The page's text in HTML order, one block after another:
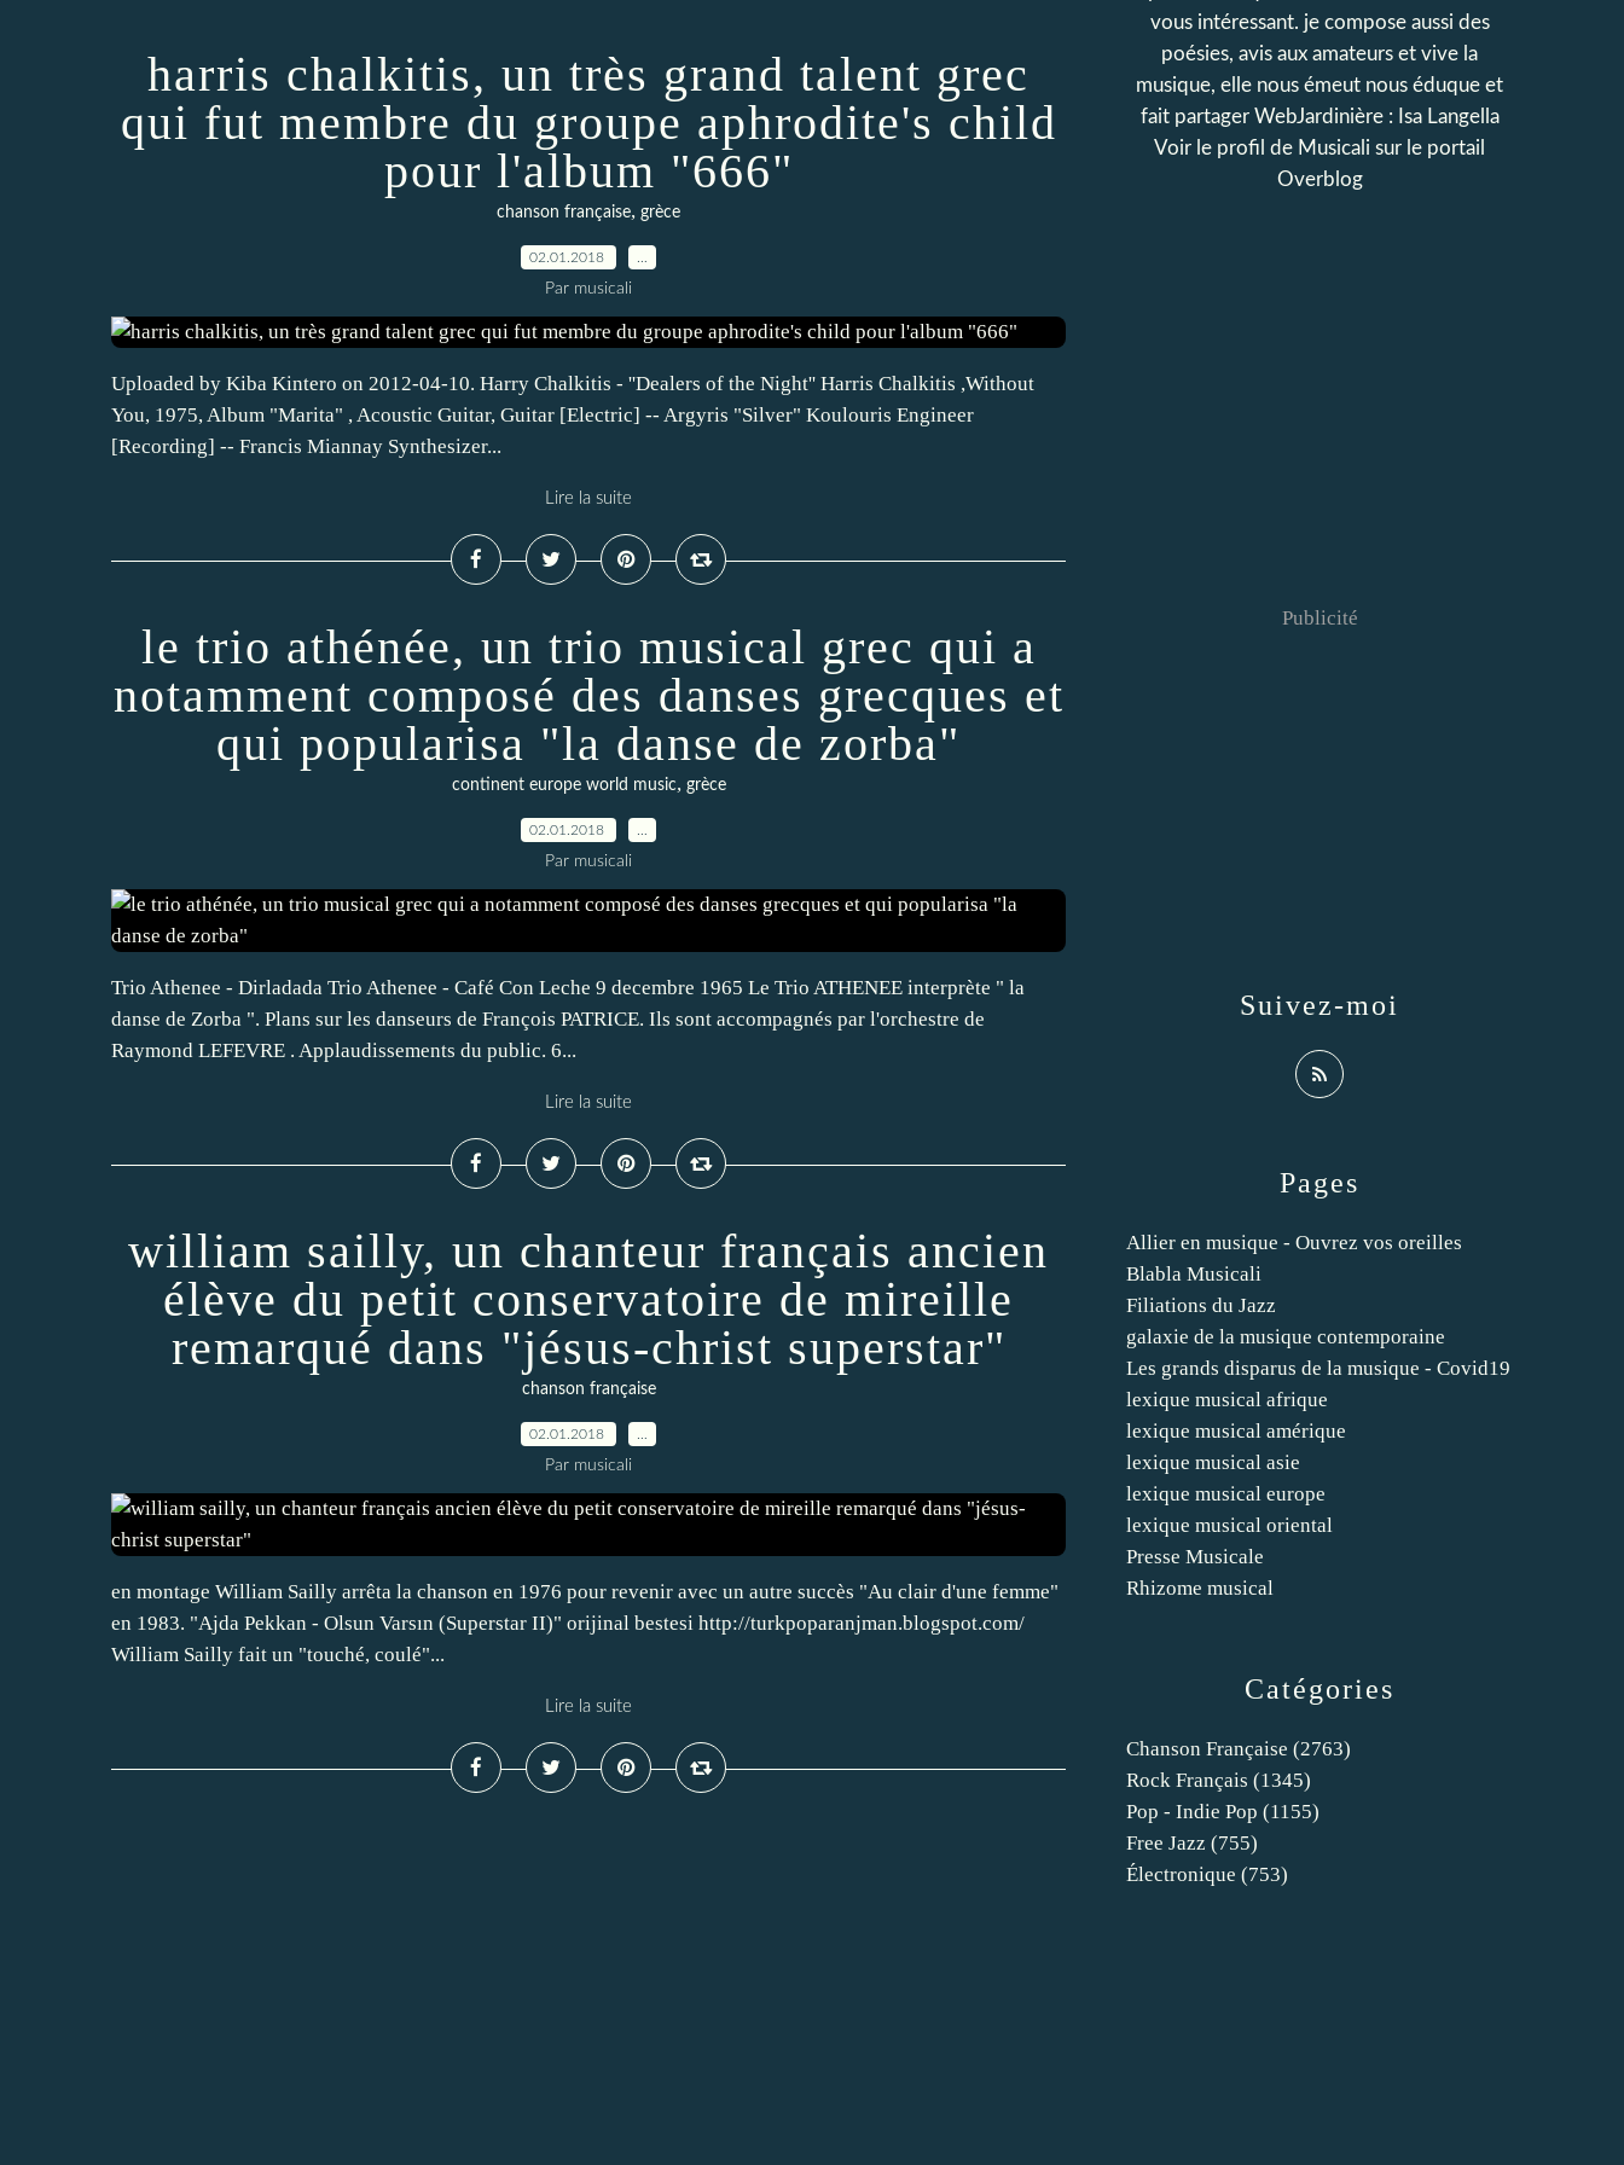
harris chalkitis, un très grand talent grec
qui fut membre du groupe aphrodite's child
pour l'album "666"
chanson française, grèce
02.01.2018
Par musicali
Uploaded by Kiba Kintero on 2012-04-10. Harry Chalkitis - ''Dealers of the Night'' Harris Chalkitis ,Without
You, 1975, Album "Marita" , Acoustic Guitar, Guitar [Electric] -- Argyris "Silver" Koulouris Engineer
[Recording] -- Francis Miannay Synthesizer...
Lire la suite
le trio athénée, un trio musical grec qui a
notamment composé des danses grecques et
qui popularisa "la danse de zorba"
continent europe world music, grèce
02.01.2018
Par musicali
Trio Athenee - Dirladada Trio Athenee - Café Con Leche 9 decembre 1965 Le Trio ATHENEE interprète " la
danse de Zorba ". Plans sur les danseurs de François PATRICE. Ils sont accompagnés par l'orchestre de
Raymond LEFEVRE . Applaudissements du public. 6...
Lire la suite
william sailly, un chanteur français ancien
élève du petit conservatoire de mireille
remarqué dans "jésus-christ superstar"
chanson française
02.01.2018
Par musicali
en montage William Sailly arrêta la chanson en 1976 pour revenir avec un autre succès "Au clair d'une femme"
en 1983. "Ajda Pekkan - Olsun Varsın (Superstar II)" orijinal bestesi http://turkpoparanjman.blogspot.com/
William Sailly fait un "touché, coulé"...
Lire la suite
Catégories
Chanson Française (2763)
Rock Français (1345)
Pop - Indie Pop (1155)
Free Jazz (755)
Électronique (753)
Pages
Allier en musique - Ouvrez vos oreilles
Blabla Musicali
Filiations du Jazz
galaxie de la musique contemporaine
Les grands disparus de la musique - Covid19
lexique musical afrique
lexique musical amérique
lexique musical asie
lexique musical europe
lexique musical oriental
Presse Musicale
Rhizome musical
vous intéressant. je compose aussi des
poésies, avis aux amateurs et vive la
musique, elle nous émeut nous éduque et
fait partager WebJardinière : Isa Langella
Voir le profil de Musicali sur le portail
Overblog
Suivez-moi
Publicité